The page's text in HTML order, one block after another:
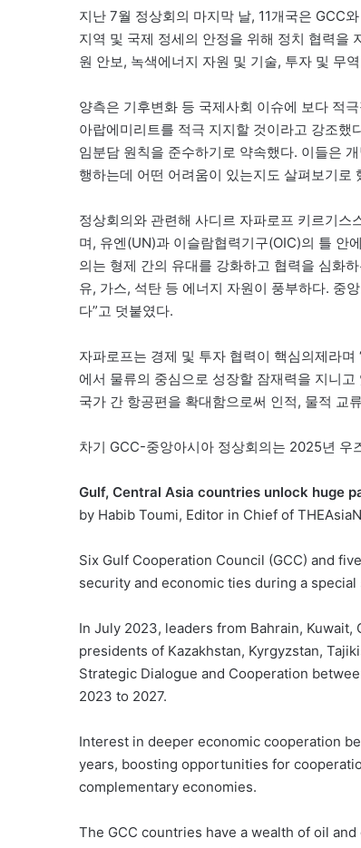
지난 7월 정상회의 마지막 날, 11개국은 GCC
지역 및 국제 정세의 안정을 위해 정치 협력을
원 안보, 녹색에너지 자원 및 기술, 투자 및 무
양측은 기후변화 등 국제사회 이슈에 보다 적
아랍에미리트를 적극 지지할 것이라고 강조
임분담 원칙을 준수하기로 약속했다. 이들은
행하는데 어떤 어려움이 있는지도 살펴보기로
정상회의와 관련해 사디르 자파로프 키르기스
며, 유엔(UN)과 이슬람협력기구(OIC)의 틀 안
의는 형제 간의 유대를 강화하고 협력을 심화
유, 가스, 석탄 등 에너지 자원이 풍부하다. 중
다”고 덧붙였다.
자파로프는 경제 및 투자 협력이 핵심의제라
에서 물류의 중심으로 성장할 잠재력을 지니
국가 간 항공편을 확대함으로써 인적, 물적 교
차기 GCC-중앙아시아 정상회의는 2025년 우
Gulf, Central Asia countries unlock huge
by Habib Toumi, Editor in Chief of
Six Gulf Cooperation Council (GCC) and
security and economic ties during a
In July 2023, leaders from Bahrain, Kuwait,
presidents of Kazakhstan, Kyrgyzstan,
Strategic Dialogue and Cooperation
2023 to 2027.
Interest in deeper economic cooperation
years, boosting opportunities for
complementary economies.
The GCC countries have a wealth of oil